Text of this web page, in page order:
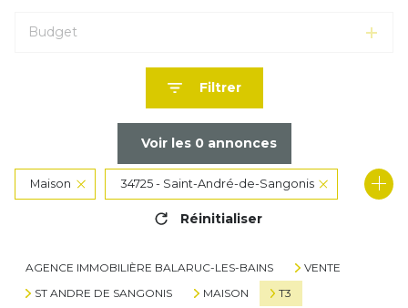
Budget
Filtrer
Voir les 0annonces
Maison 34725 - Saint-André-de-Sangonis
Réinitialiser
AGENCE IMMOBILIÈRE BALARUC-LES-BAINS
VENTE
ST ANDRE DE SANGONIS
MAISON T3